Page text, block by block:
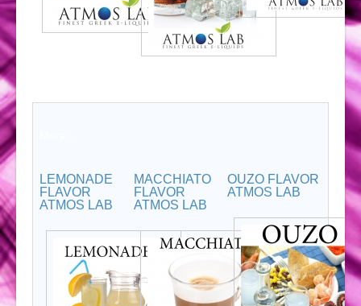
LEMONADE
FLAVOR
ATMOS LAB
MACCHIATO
FLAVOR
ATMOS LAB
OUZO FLAVOR
ATMOS LAB